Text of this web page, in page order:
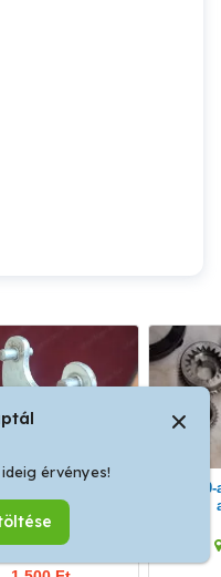
Nyíregyháza
érvényes!